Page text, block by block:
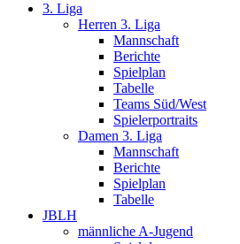
3. Liga
Herren 3. Liga
Mannschaft
Berichte
Spielplan
Tabelle
Teams Süd/West
Spielerportraits
Damen 3. Liga
Mannschaft
Berichte
Spielplan
Tabelle
JBLH
männliche A-Jugend